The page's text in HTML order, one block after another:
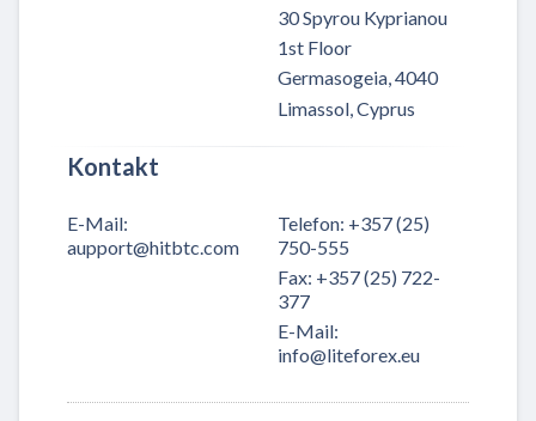
30 Spyrou Kyprianou
1st Floor
Germasogeia, 4040
Limassol, Cyprus
Kontakt
E-Mail:
aupport@hitbtc.com
Telefon: +357 (25)
750-555
Fax: +357 (25) 722-
377
E-Mail:
info@liteforex.eu